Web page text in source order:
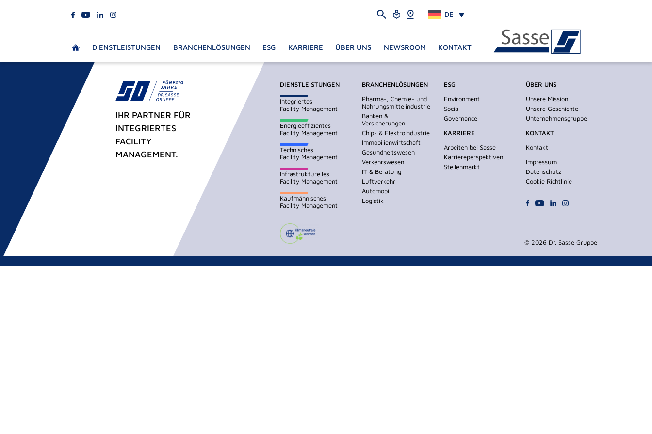
DE
DIENSTLEISTUNGEN BRANCHENLÖSUNGEN ESG KARRIERE ÜBER UNS NEWSROOM KONTAKT
IHR PARTNER FÜR
INTEGRIERTES
FACILITY
MANAGEMENT.
DIENSTLEISTUNGEN
Integriertes
Facility Management
Energieeffizientes
Facility Management
Technisches
Facility Management
Infrastrukturelles
Facility Management
Kaufmännisches
Facility Management
BRANCHENLÖSUNGEN
Pharma-, Chemie- und
Nahrungsmittelindustrie
Banken &
Versicherungen
Chip- & Elektroindustrie
Immobilienwirtschaft
Gesundheitswesen
Verkehrswesen
IT & Beratung
Luftverkehr
Automobil
Logistik
ESG
Environment
Social
Governance
KARRIERE
Arbeiten bei Sasse
Karriereperspektiven
Stellenmarkt
ÜBER UNS
Unsere Mission
Unsere Geschichte
Unternehmensgruppe
KONTAKT
Kontakt
Impressum
Datenschutz
Cookie Richtlinie
© 2026 Dr. Sasse Gruppe